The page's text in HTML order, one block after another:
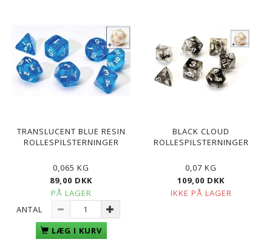
TRANSLUCENT BLUE RESIN
ROLLESPILSTERNINGER
0,065 KG
89,00 DKK
PÅ LAGER
ANTAL
LÆG I KURV
BLACK CLOUD
ROLLESPILSTERNINGER
0,07 KG
109,00 DKK
IKKE PÅ LAGER